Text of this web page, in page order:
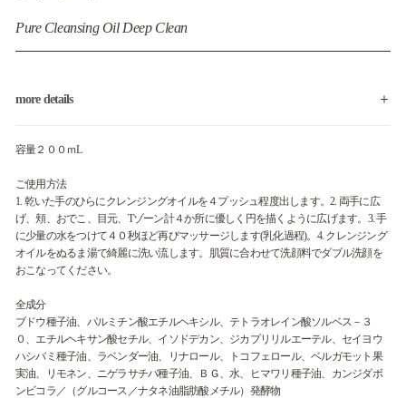
Pure Cleansing Oil Deep Clean
more details
容量２００ｍL
ご使用方法
1. 乾いた手のひらにクレンジングオイルを４プッシュ程度出します。2. 両手に広
げ、頬、おでこ、目元、Tゾーン計４か所に優しく円を描くように広げます。3. 手
に少量の水をつけて４０秒ほど再びマッサージします(乳化過程)。4. クレンジング
オイルをぬるま湯で綺麗に洗い流します。肌質に合わせて洗顔料でダブル洗顔を
おこなってください。
全成分
ブドウ種子油、パルミチン酸エチルヘキシル、テトラオレイン酸ソルベス－３
０、エチルヘキサン酸セチル、イソドデカン、ジカプリリルエーテル、セイヨウ
ハシバミ種子油、ラベンダー油、リナロール、トコフェロール、ベルガモット果
実油、リモネン、ニゲラサチバ種子油、ＢＧ、水、ヒマワリ種子油、カンジダボ
ンビコラ／（グルコース／ナタネ油脂肪酸メチル）発酵物